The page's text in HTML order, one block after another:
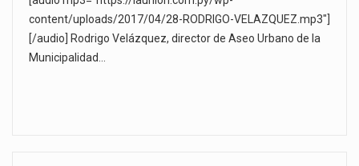
content/uploads/2017/04/28-RODRIGO-VELAZQUEZ.mp3"]
[/audio] Rodrigo Velázquez, director de Aseo Urbano de la
Municipalidad…